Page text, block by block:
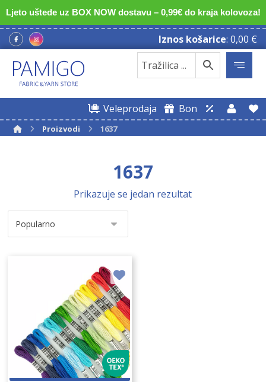
Ljeto uštede uz BOX NOW dostavu – 0,99€ do kraja kolovoza!
Iznos košarice: 0,00 €
Veleprodaja Bon
Proizvodi 1637
1637
Prikazuje se jedan rezultat